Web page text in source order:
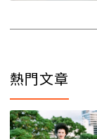
熱門文章